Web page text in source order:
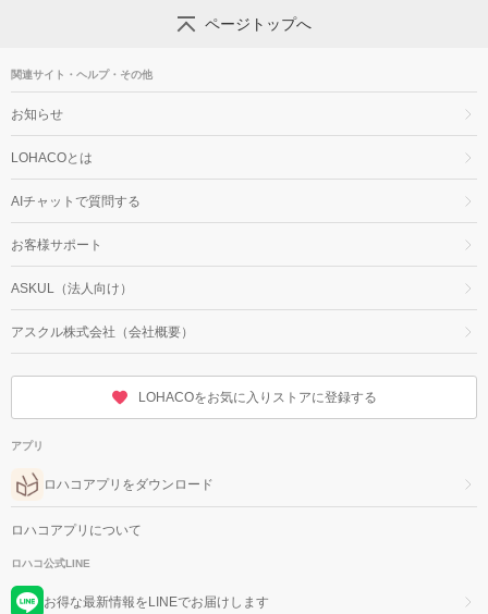
ページトップへ
関連サイト・ヘルプ・その他
お知らせ
LOHACOとは
AIチャットで質問する
お客様サポート
ASKUL（法人向け）
アスクル株式会社（会社概要）
LOHACOをお気に入りストアに登録する
アプリ
ロハコアプリをダウンロード
ロハコアプリについて
ロハコ公式LINE
お得な最新情報をLINEでお届けします